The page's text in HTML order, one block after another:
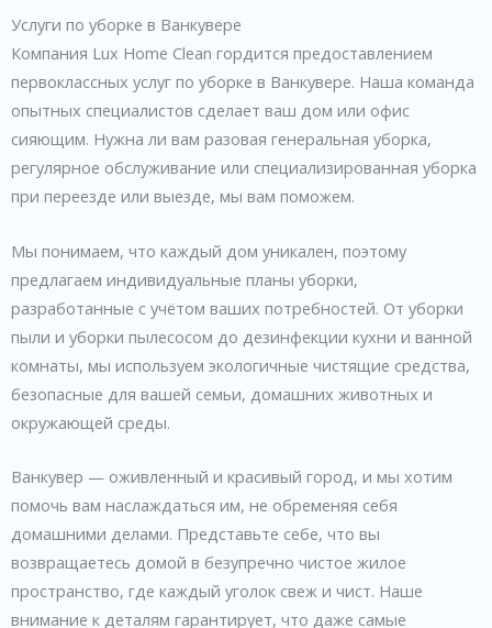
Услуги по уборке в Ванкувере
Компания Lux Home Clean гордится предоставлением
первоклассных услуг по уборке в Ванкувере. Наша команда
опытных специалистов сделает ваш дом или офис
сияющим. Нужна ли вам разовая генеральная уборка,
регулярное обслуживание или специализированная уборка
при переезде или выезде, мы вам поможем.
Мы понимаем, что каждый дом уникален, поэтому
предлагаем индивидуальные планы уборки,
разработанные с учётом ваших потребностей. От уборки
пыли и уборки пылесосом до дезинфекции кухни и ванной
комнаты, мы используем экологичные чистящие средства,
безопасные для вашей семьи, домашних животных и
окружающей среды.
Ванкувер — оживленный и красивый город, и мы хотим
помочь вам наслаждаться им, не обременяя себя
домашними делами. Представьте себе, что вы
возвращаетесь домой в безупречно чистое жилое
пространство, где каждый уголок свеж и чист. Наше
внимание к деталям гарантирует, что даже самые